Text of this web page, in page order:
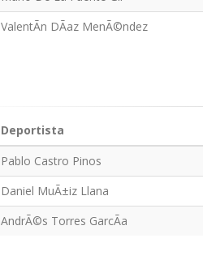
ValentÃ­n DÃ­az MenÃ©ndez
Deportista
Pablo Castro Pinos
Daniel MuÃ±iz Llana
AndrÃ©s Torres GarcÃ­a